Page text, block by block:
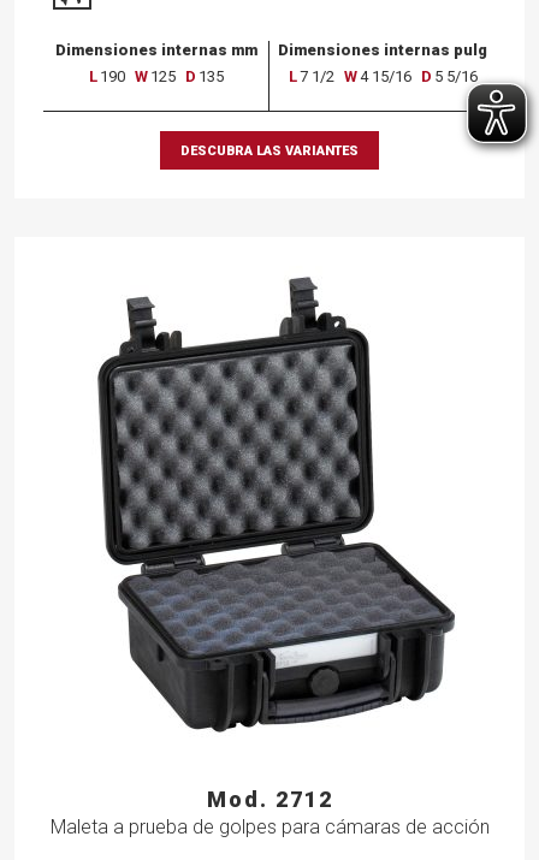
Dimensiones internas mm
L 190 W 125 D 135
Dimensiones internas pulg
L7 1/2 W4 15/16 D 5 5/16
DESCUBRA LAS VARIANTES
Mod. 2712
Maleta a prueba de golpes para cámaras de acción